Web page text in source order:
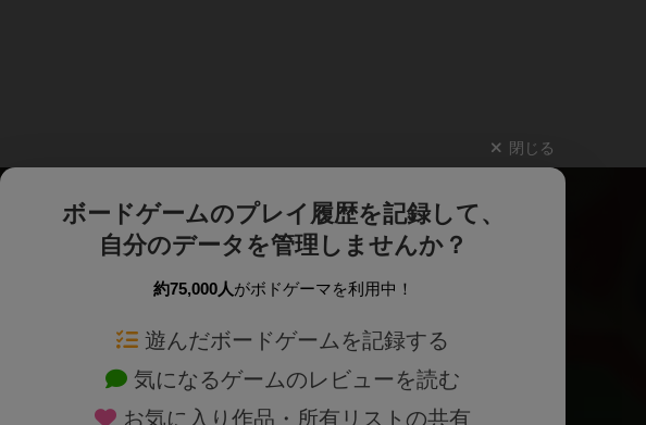
閉じる
ボードゲームのプレイ履歴を記録して、
自分のデータを管理しませんか？
約75,000人がボドゲーマを利用中！
遊んだボードゲームを記録する
気になるゲームのレビューを読む
お気に入り作品・所有リストの共有
ボードゲームを検索する 新作・再入荷情報